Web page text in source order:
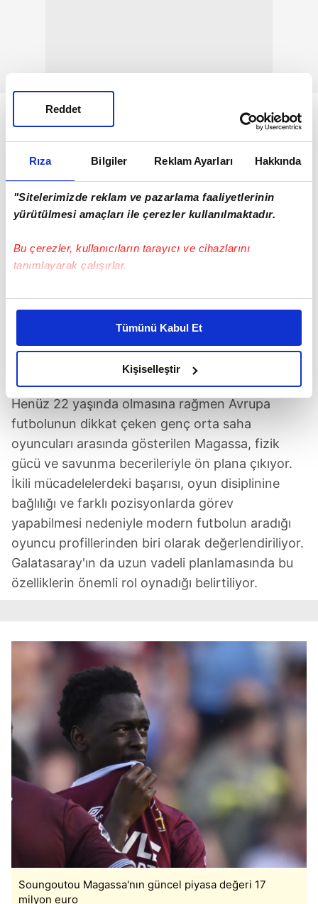
Rıza Bilgiler Reklam Ayarları Hakkında
"Sitelerimizde reklam ve pazarlama faaliyetlerinin
yürütülmesi amaçları ile çerezler kullanılmaktadır.
Bu çerezler, kullanıcıların tarayıcı ve cihazlarını
tanımlayarak çalışırlar.
Bu çerezlere izin vermeniz halinde sizlere özel
daha iyi reklam deneyimi yaşatabiliriz. Bunu yaparken
amacımızın size daha iyi bir reklam deneyimi sunmak
olduğunu ve sizlere en iyi içerikleri sunabilmek adına
elimizden gelen çabayı gösterdiğimizi ve bu noktada,
reklamların maliyetlerimizi karşılamak noktasında tek gelir
kalemimiz olduğunu sizlere hatırlatmak isteriz.
Her halükârda, kullanıcılar, bu çerezlere izin vermedikleri
takdirde, kullanıcılara hedefli reklamlar
gösterilmeyecektir."
Sizlere daha iyi bir hizmet sunabilmek için İnternet
Sitemizde kendimize ve üçüncü kişilere ait çerezler
kullanılmaktadır. Bu çerezler vasıtasıyla çeşitli kişisel
verileriniz işlenmekte olup gerekli olan çerezler bilgi
toplumu hizmetlerinin sunulması amacıyla
reklam/pazarlama faaliyetlerinin yapılması, amaçlarıyla
sınırlı olarak açık rızanız dahilinde kullanılacaktır.
Çerezlere ilişkin tercihlerinizi aşağıda yer alan panel
vasıtasıyla belirleyebilirsiniz. Çerezlere ilişkin detaylı bilgi
için Ayarlar butonuna tıklayabilir,
Çerez Bilgilendirme
Metnimizi
ziyaret edebilirsiniz.
6698 sayılı Kişisel Verilerin Korunması Kanunu uyarınca
hazırlanmış Aydınlatma Metnimizi okumak ve sitemizde
ilgili mevzuata uygun olarak kullanılan çerezlerle ilgili bilgi
almak için lütfentıklayınız.
Tümünü Kabul Et
Kişiselleştir
Reddet
Soungoutou Magassa 5 kez Fransa adına oynadı
MODERN FUTBOLUN ARADIĞI PROFİL
Henüz 22 yaşında olmasına rağmen Avrupa
futbolunun dikkat çeken genç orta saha
oyuncuları arasında gösterilen Magassa, fizik
gücü ve savunma becerileriyle ön plana çıkıyor.
İkili mücadelelerdeki başarısı, oyun disiplinine
bağlılığı ve farklı pozisyonlarda görev
yapabilmesi nedeniyle modern futbolun aradığı
oyuncu profillerinden biri olarak değerlendiriliyor.
Galatasaray'ın da uzun vadeli planlamasında bu
özelliklerin önemli rol oynadığı belirtiliyor.
Soungoutou Magassa'nın güncel piyasa değeri 17
milyon euro